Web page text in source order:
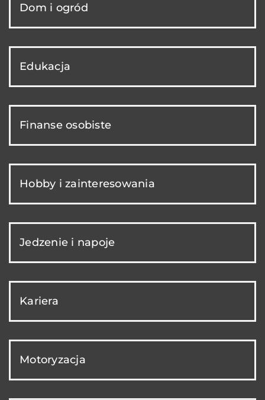
Dom i ogród
Edukacja
Finanse osobiste
Hobby i zainteresowania
Jedzenie i napoje
Kariera
Motoryzacja